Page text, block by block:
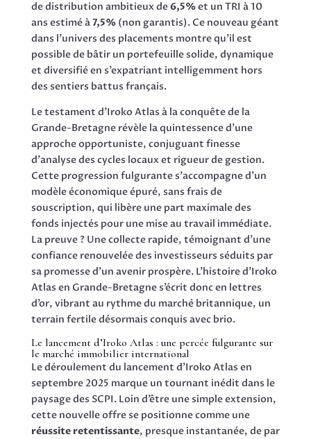
de distribution ambitieux de6,5%et un TRI à 10
ans estimé à7,5%(non garantis). Ce nouveau géant
dans l’univers des placements montre qu’il est
possible de bâtir un portefeuille solide, dynamique
et diversifié en s’expatriant intelligemment hors
des sentiers battus français.
Le testament d’Iroko Atlas à la conquête de la
Grande-Bretagne révèle la quintessence d’une
approche opportuniste, conjuguant finesse
d’analyse des cycles locaux et rigueur de gestion.
Cette progression fulgurante s’accompagne d’un
modèle économique épuré, sans frais de
souscription, qui libère une part maximale des
fonds injectés pour une mise au travail immédiate.
La preuve ? Une collecte rapide, témoignant d’une
confiance renouvelée des investisseurs séduits par
sa promesse d’un avenir prospère. L’histoire d’Iroko
Atlas en Grande-Bretagne s’écrit donc en lettres
d’or, vibrant au rythme du marché britannique, un
terrain fertile désormais conquis avec brio.
Le lancement d’Iroko Atlas : une percée fulgurante sur
le marché immobilier international
Le déroulement du lancement d’Iroko Atlas en
septembre 2025 marque un tournant inédit dans le
paysage des SCPI. Loin d’être une simple extension,
cette nouvelle offre se positionne comme une
réussite retentissante, presque instantanée, de par